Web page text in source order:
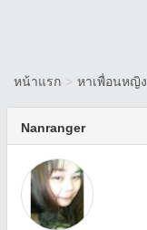
หน้าแรก > หาเพื่อนหญิง
Nanranger